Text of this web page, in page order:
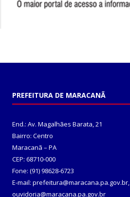
PREFEITURA DE MARACANÃ
End.: Av. Magalhães Barata, 21
Bairro: Centro
Maracanã – PA
CEP: 68710-000
Fone: (91) 98628-6723
E-mail: prefeitura@maracana.pa.gov.br,
ouvidoria@maracana.pa.gov.br